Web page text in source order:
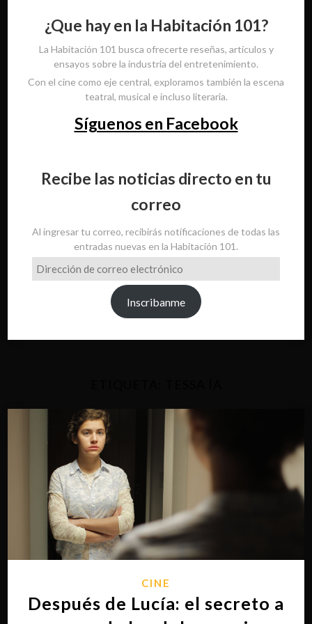
¿Que hay en la Habitación 101?
La Habitación 101 busca ofrecerte reseñas, artículos y
ensayos sobre la industria del entretenimiento.
Con el cine como eje central, exploramos también la escena
teatral, musical e incluso literaria.
Síguenos en Facebook
Recibe las noticias directo en tu
correo
Al ingresar tu correo, recibirás notificaciones de todas las
entradas nuevas en la Habitación 101.
Dirección
de
Inscribanme
CINE
Después de Lucía: el secreto a